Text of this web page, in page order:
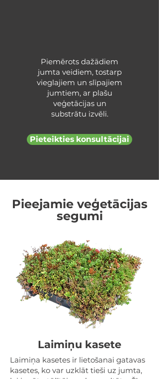
Piemērots dažādiem
jumta veidiem, tostarp
vieglajiem un slīpajiem
jumtiem, ar plašu
veģetācijas un
substrātu izvēli.
Pieteikties konsultācijai
Pieejamie veģetācijas
segumi
Laimiņu kasete
Laimiņa kasetes ir lietošanai gatavas
kasetes, ko var uzklāt tieši uz jumta,